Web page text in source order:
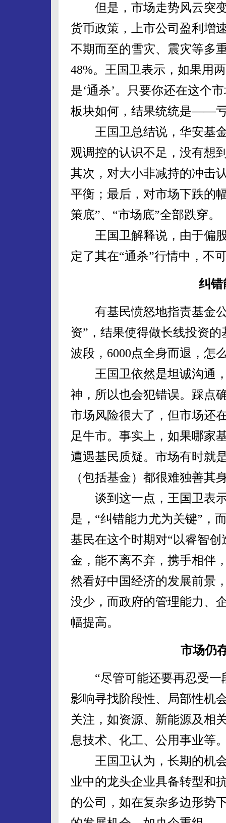
但是，市场走势风云突变
货币政策，上市公司盈利增
不期而至的雪灾、震灾等多
48%。王国卫表示，如果用
是‘通杀’。只要你还在这个
板块如何，结果统统是——
王国卫总结说，华安基金
观调控的认识不足，没有想
其次，对大小非减持的冲击
平衡；最后，对市场下跌的
策底”、“市场底”全部跌穿。
王国卫解释说，由于偏股
定了其在“通杀”行情中，不
纠错
有基民愤怒地指责基金公
资”，结果使得做长线投资
波段，6000点全身而退，怎
王国卫依然是坦诚沟通，
神，所以也会犯错误。踩点
市场风险很大了，但市场还
足牛市。事实上，如果哪家
遭遇基民质疑。市场有时就
（包括基金）都很难独善其
谈到这一点，王国卫表示
是，“纠错能力尤为关键”，
基民在这个时期对“以睿智
金，能不离不弃，携手相伴
然看好中国经济的发展前景
没少，而政府的管理能力、
幅提高。
市场仍
“尽管可能还要再忍受一
影响寻找阶段性、局部性机
关注，如资源、新能源及相
息技术、化工、公用事业等
王国卫认为，长期的机会
业中的龙头企业具备转型和
的公司，如在复杂多边形势